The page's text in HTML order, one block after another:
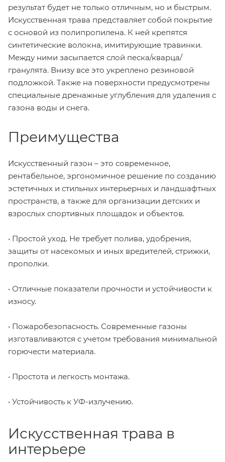
результат будет не только отличным, но и быстрым.
Искусственная трава представляет собой покрытие
с основой из полипропилена. К ней крепятся
синтетические волокна, имитирующие травинки.
Между ними засыпается слой песка/кварца/
гранулята. Внизу все это укреплено резиновой
подложкой. Также на поверхности предусмотрены
специальные дренажные углубления для удаления с
газона воды и снега.
Преимущества
Искусственный газон – это современное,
рентабельное, эргономичное решение по созданию
эстетичных и стильных интерьерных и ландшафтных
пространств, а также для организации детских и
взрослых спортивных площадок и объектов.
• Простой уход. Не требует полива, удобрения,
защиты от насекомых и иных вредителей, стрижки,
прополки.
• Отличные показатели прочности и устойчивости к
износу.
• Пожаробезопасность. Современные газоны
изготавливаются с учетом требования минимальной
горючести материала.
• Простота и легкость монтажа.
• Устойчивость к УФ-излучению.
Искусственная трава в
интерьере